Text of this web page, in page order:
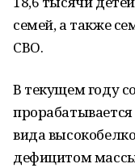
семей, а также
СВО.
В текущем году
прорабатывается
вида
дефицитом